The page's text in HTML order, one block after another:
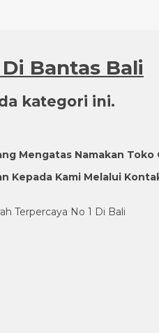
Bantas Bali
kategori ini.
Mengatas Namakan Toko
Kepada Kami Melalui
Terpercaya No 1 Di Bali